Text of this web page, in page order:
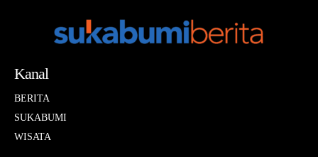
Kanal
BERITA
SUKABUMI
WISATA